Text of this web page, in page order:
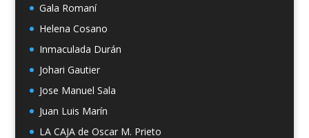
Gala Romaní
Helena Cosano
Inmaculada Durán
Johari Gautier
Jose Manuel Sala
Juan Luis Marín
LA CAJA de Oscar M. Prieto